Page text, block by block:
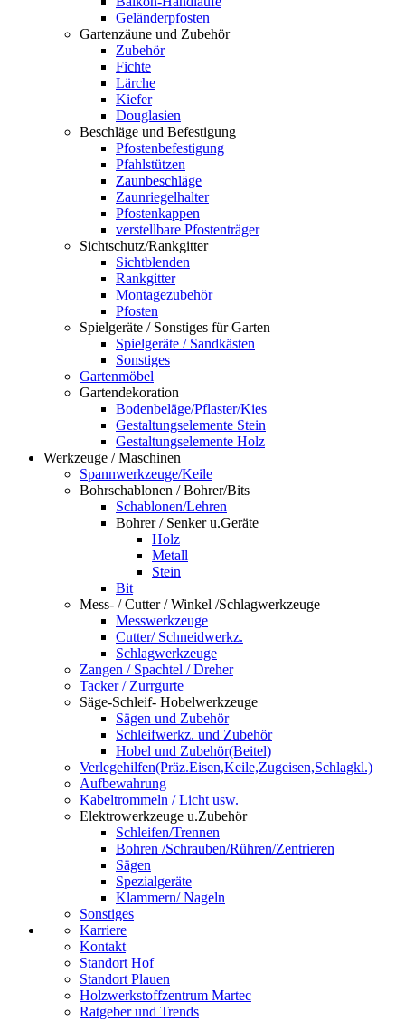
Geländerpfosten
Gartenzäune und Zubehör
Zubehör
Fichte
Lärche
Kiefer
Douglasien
Beschläge und Befestigung
Pfostenbefestigung
Pfahlstützen
Zaunbeschläge
Zaunriegelhalter
Pfostenkappen
verstellbare Pfostenträger
Sichtschutz/Rankgitter
Sichtblenden
Rankgitter
Montagezubehör
Pfosten
Spielgeräte / Sonstiges für Garten
Spielgeräte / Sandkästen
Sonstiges
Gartenmöbel
Gartendekoration
Bodenbeläge/Pflaster/Kies
Gestaltungselemente Stein
Gestaltungselemente Holz
Werkzeuge / Maschinen
Spannwerkzeuge/Keile
Bohrschablonen / Bohrer/Bits
Schablonen/Lehren
Bohrer / Senker u.Geräte
Holz
Metall
Stein
Bit
Mess- / Cutter / Winkel /Schlagwerkzeuge
Messwerkzeuge
Cutter/ Schneidwerkz.
Schlagwerkzeuge
Zangen / Spachtel / Dreher
Tacker / Zurrgurte
Säge-Schleif- Hobelwerkzeuge
Sägen und Zubehör
Schleifwerkz. und Zubehör
Hobel und Zubehör(Beitel)
Verlegehilfen(Präz.Eisen,Keile,Zugeisen,Schlagkl.)
Aufbewahrung
Kabeltrommeln / Licht usw.
Elektrowerkzeuge u.Zubehör
Schleifen/Trennen
Bohren /Schrauben/Rühren/Zentrieren
Sägen
Spezialgeräte
Klammern/ Nageln
Sonstiges
Karriere
Kontakt
Standort Hof
Standort Plauen
Holzwerkstoffzentrum Martec
Ratgeber und Trends